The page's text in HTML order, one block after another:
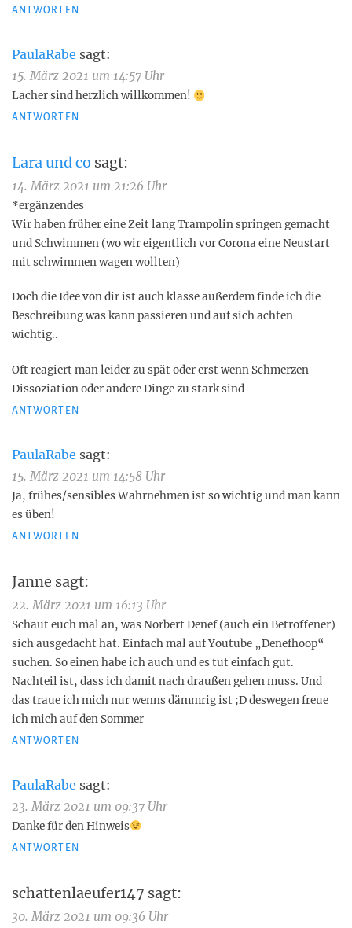
ANTWORTEN
PaulaRabe sagt:
15. März 2021 um 14:57 Uhr
Lacher sind herzlich willkommen!
ANTWORTEN
Lara und co sagt:
14. März 2021 um 21:26 Uhr
*ergänzendes
Wir haben früher eine Zeit lang Trampolin springen gemacht
und Schwimmen (wo wir eigentlich vor Corona eine Neustart
mit schwimmen wagen wollten)
Doch die Idee von dir ist auch klasse außerdem finde ich die
Beschreibung was kann passieren und auf sich achten
wichtig..
Oft reagiert man leider zu spät oder erst wenn Schmerzen
Dissoziation oder andere Dinge zu stark sind
ANTWORTEN
PaulaRabe sagt:
15. März 2021 um 14:58 Uhr
Ja, frühes/sensibles Wahrnehmen ist so wichtig und man kann
es üben!
ANTWORTEN
Janne sagt:
22. März 2021 um 16:13 Uhr
Schaut euch mal an, was Norbert Denef (auch ein Betroffener)
sich ausgedacht hat. Einfach mal auf Youtube „Denefhoop“
suchen. So einen habe ich auch und es tut einfach gut.
Nachteil ist, dass ich damit nach draußen gehen muss. Und
das traue ich mich nur wenns dämmrig ist ;D deswegen freue
ich mich auf den Sommer
ANTWORTEN
PaulaRabe sagt:
23. März 2021 um 09:37 Uhr
Danke für den Hinweis
ANTWORTEN
schattenlaeufer147 sagt:
30. März 2021 um 09:36 Uhr